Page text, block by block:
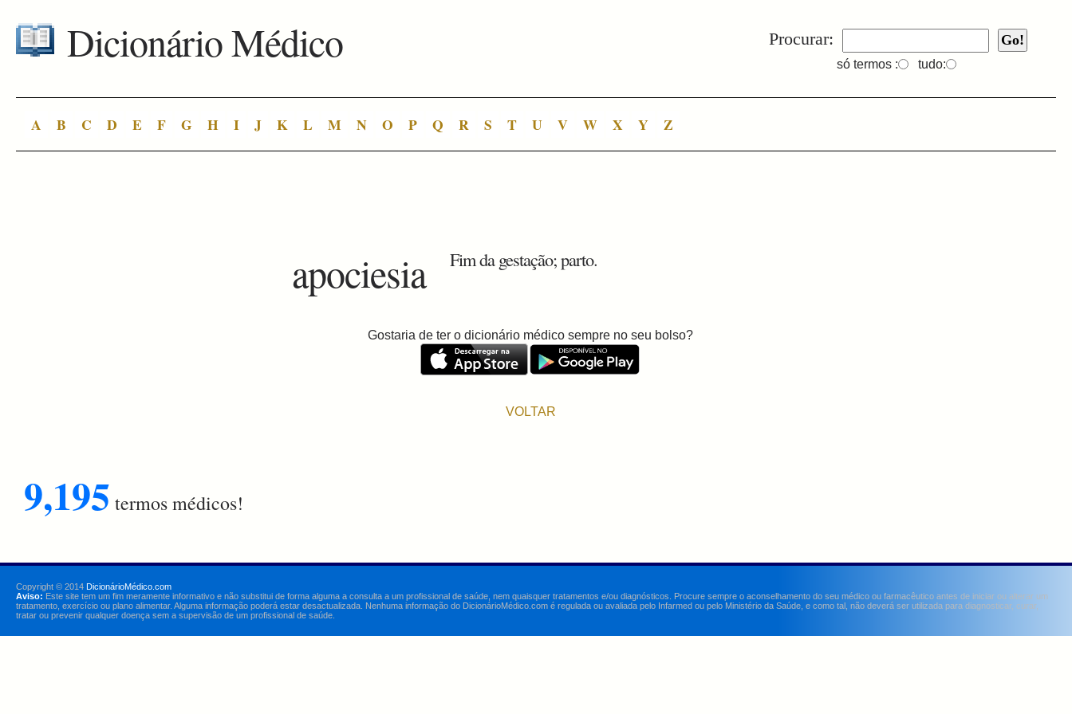
Procurar:
só termos : tudo:
Dicionário Médico
A B C D E F G H I J K L M N O P Q R S T U V W X Y Z
apociesia Fim da gestação; parto.
Gostaria de ter o dicionário médico sempre no seu bolso?
VOLTAR
9,195 termos médicos!
Copyright © 2014 DicionárioMédico.com
Aviso: Este site tem um fim meramente informativo e não substitui de forma alguma a consulta a um profissional de saúde, nem quaisquer tratamentos e/ou diagnósticos. Procure sempre o aconselhamento do seu médico ou farmacêutico antes de iniciar ou alterar um
tratamento, exercício ou plano alimentar. Alguma informação poderá estar desactualizada. Nenhuma informação do DicionárioMédico.com é regulada ou avaliada pelo Infarmed ou pelo Ministério da Saúde, e como tal, não deverá ser utilizada para diagnosticar, curar,
tratar ou prevenir qualquer doença sem a supervisão de um profissional de saúde.